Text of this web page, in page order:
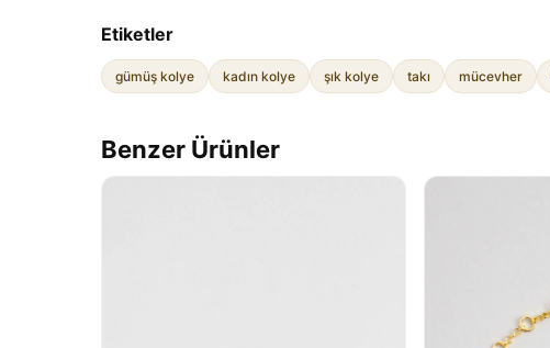
Etiketler
gümüş kolye kadın kolye şık kolye takı mücevher
Benzer Ürünler